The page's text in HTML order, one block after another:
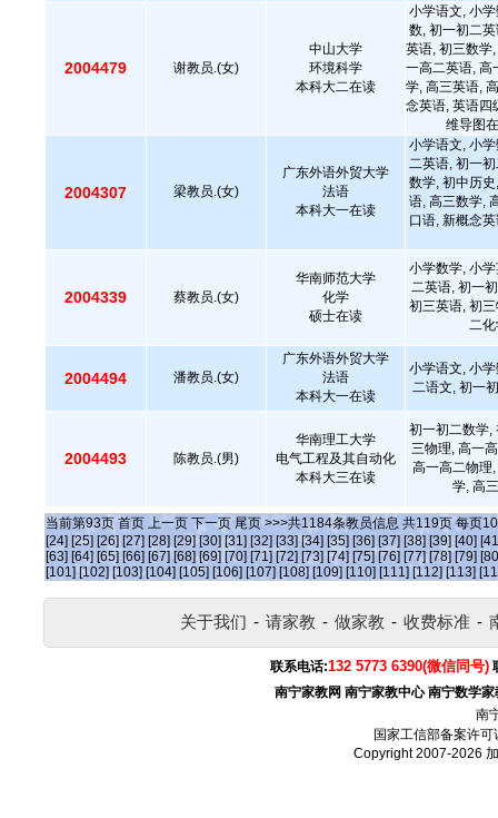
2004479 谢教员.(女)
中山大学
环境科学
本科大二在读
小学语文, 小
数, 初一初二
英语, 初三数学
一高二英语, 高
学, 高三英语,
念英语, 英语四
维导图
2004307 梁教员.(女)
广东外语外贸大学
法语
本科大一在读
小学语文, 小
二英语, 初一
数学, 初中历
语, 高三数学,
口语, 新概念
2004339 蔡教员.(女)
华南师范大学
化学
硕士在读
小学数学, 小
二英语, 初一
初三英语, 初
二
2004494 潘教员.(女)
广东外语外贸大学
法语
本科大一在读
小学语文, 小
二语文, 初一
2004493 陈教员.(男)
华南理工大学
电气工程及其自动化
本科大三在读
初一初二数学,
三物理, 高一
高一高二物理
学, 高
当前第93页 首页 上一页 下一页 尾页 >>>共1184条教员信息 共119页 每页10
[24] [25] [26] [27] [28] [29] [30] [31] [32] [33] [34] [35] [36] [37] [38] [39] [40]
[63] [64] [65] [66] [67] [68] [69] [70] [71] [72] [73] [74] [75] [76] [77] [78] [79]
[101] [102] [103] [104] [105] [106] [107] [108] [109] [110] [111] [112] [113]
关于我们 - 请家教 - 做家教 - 收费标准 -
联系电话:132 5773 6390(微信同号)
南宁家教网 南宁家教中心 南宁数学家
南
国家工信部备案许可
Copyright 2007-2026